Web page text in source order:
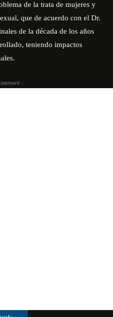
de la trata de mujeres y
que de acuerdo con el Dr.
de la década de los años
teniendo impactos
-